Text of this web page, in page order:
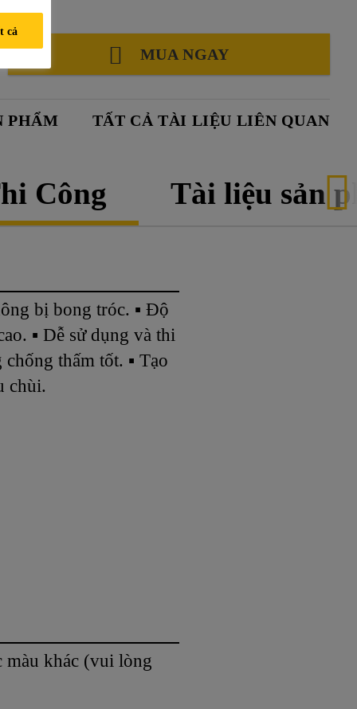
MUA NGAY
PHẨM TẤT CẢ TÀI LIỆU LIÊN QUAN
Công Tài liệu sản
bị bong tróc. ▪ Độ
▪ Dễ sử dụng và thi
thấm tốt. ▪ Tạo
chùi.
màu khác (vui lòng
cả